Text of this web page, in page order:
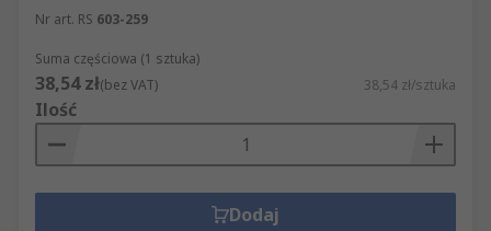
Nr art. RS 603-259
Suma częściowa (1 sztuka)
38,54 zł(bez VAT) 38,54 zł/sztuka
Ilość
Dodaj